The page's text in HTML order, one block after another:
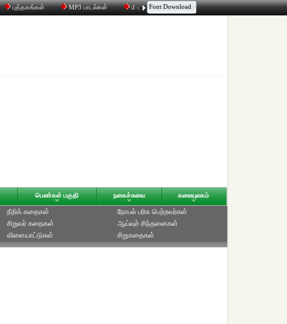
புத்தகங்கள் MP3 பாடல்கள் மின்னஞ்சல் திரட்டி உரையாடல்
Font Download
பெண்கள் பகுதி நகைச்சுவை கலையுலகம்
நீதிக் கதைகள்
சிறுவர் கதைகள்
விளையாட்டுகள்
நோபல் பரிசு‎ பெற்றவர்‎கள்
ஆய்வுச் சிந்தனைகள்
சிறுகதைகள்